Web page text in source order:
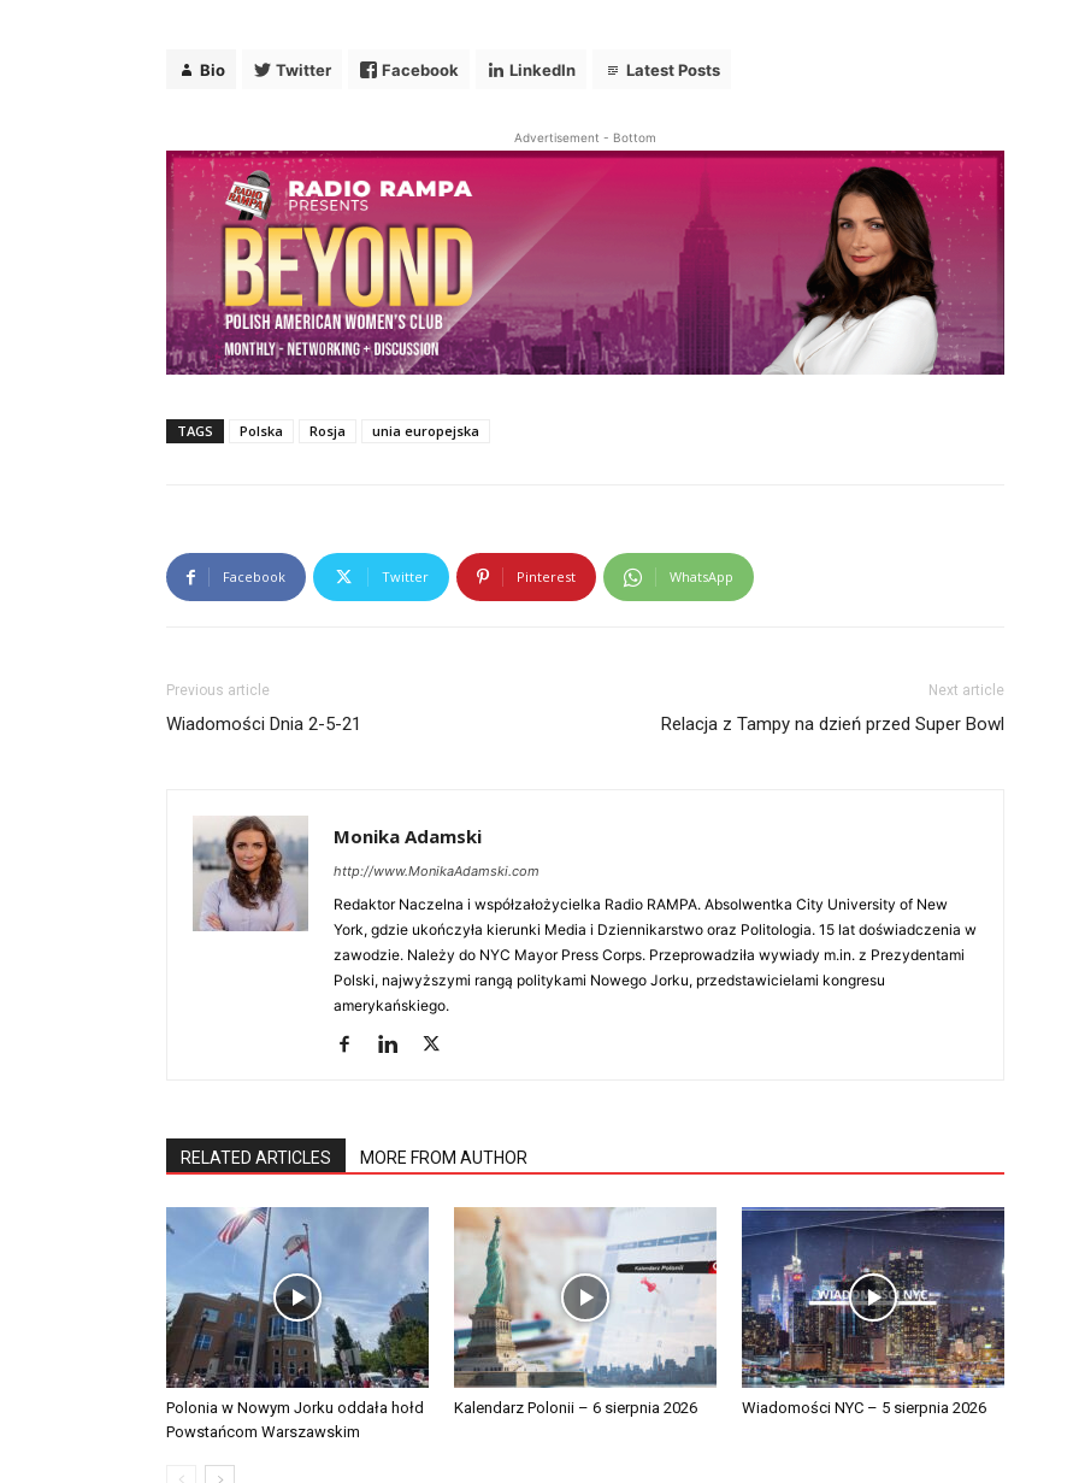
Bio Twitter Facebook LinkedIn Latest Posts
Advertisement - Bottom
TAGS Polska Rosja unia europejska
Facebook Twitter Pinterest WhatsApp
Previous article
Wiadomości Dnia 2-5-21
Next article
Relacja z Tampy na dzień przed Super Bowl
Monika Adamski
http://www.MonikaAdamski.com
Redaktor Naczelna i współzałożycielka Radio RAMPA. Absolwentka City University of New
York, gdzie ukończyła kierunki Media i Dziennikarstwo oraz Politologia. 15 lat doświadczenia w
zawodzie. Należy do NYC Mayor Press Corps. Przeprowadziła wywiady m.in. z Prezydentami
Polski, najwyższymi rangą politykami Nowego Jorku, przedstawicielami kongresu
amerykańskiego.
RELATED ARTICLES MORE FROM AUTHOR
Polonia w Nowym Jorku oddała hołd
Powstańcom Warszawskim
Kalendarz Polonii – 6 sierpnia 2026 Wiadomości NYC – 5 sierpnia 2026